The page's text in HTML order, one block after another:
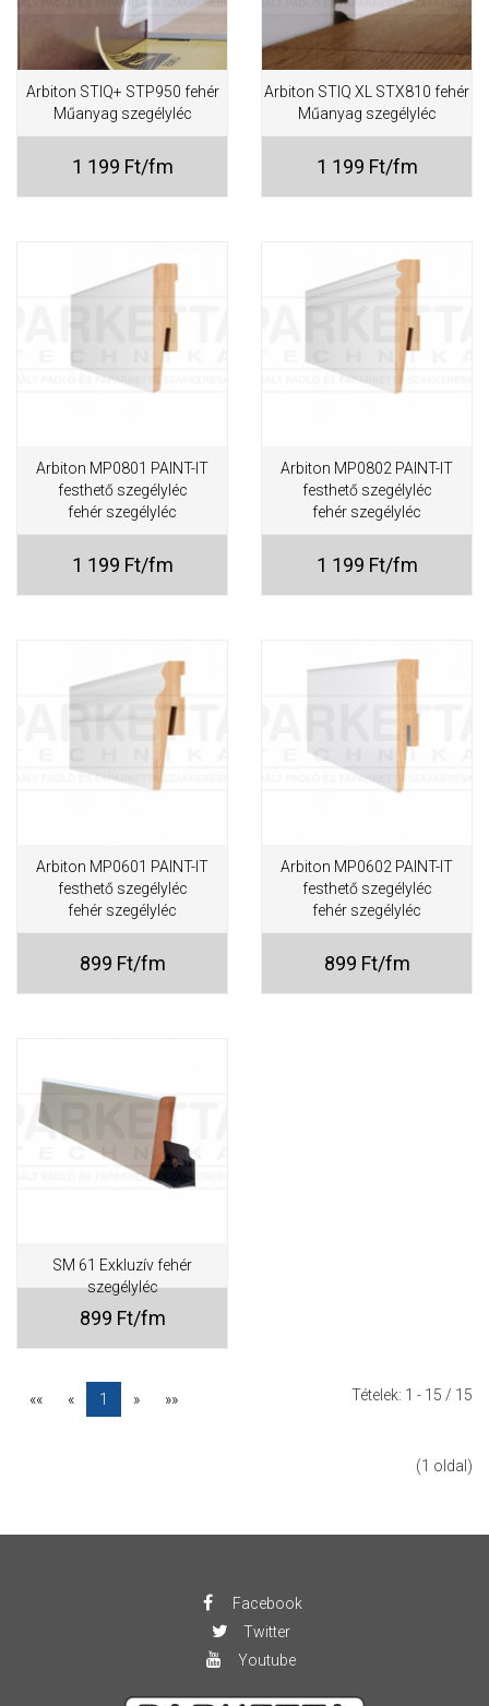
Arbiton STIQ+ STP950 fehér
Műanyag szegélyléc
1 199 Ft/fm
Arbiton STIQ XL STX810 fehér
Műanyag szegélyléc
1 199 Ft/fm
Arbiton MP0801 PAINT-IT
festhető szegélyléc
fehér szegélyléc
1 199 Ft/fm
Arbiton MP0802 PAINT-IT
festhető szegélyléc
fehér szegélyléc
1 199 Ft/fm
Arbiton MP0601 PAINT-IT
festhető szegélyléc
fehér szegélyléc
899 Ft/fm
Arbiton MP0602 PAINT-IT
festhető szegélyléc
fehér szegélyléc
899 Ft/fm
SM 61 Exkluzív fehér
szegélyléc
899 Ft/fm
«« « 1 » »» Tételek: 1 - 15 / 15
(1 oldal)
Facebook
Twitter
Youtube